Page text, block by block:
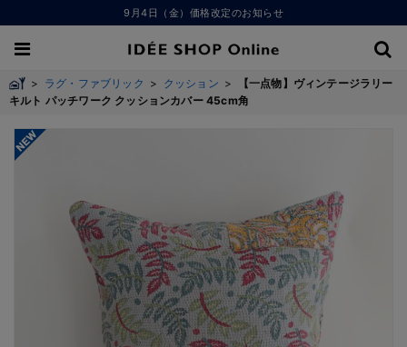
9月4日（金）価格改定のお知らせ
> ラグ・ファブリック > クッション >
【一点物】ヴィンテージラリー
キルト パッチワーク クッションカバー 45cm角